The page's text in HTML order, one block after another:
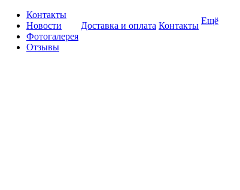
Контакты
Новости
Фотогалерея
Отзывы
Доставка и оплата Контакты Ещё